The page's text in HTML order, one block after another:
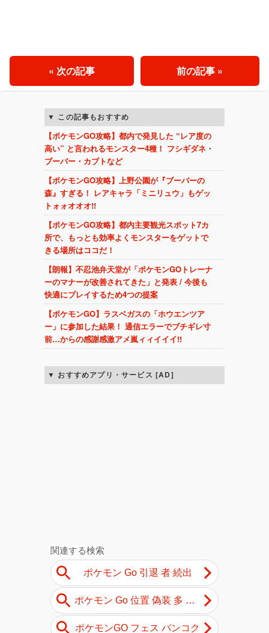
前の記事 »
« 次の記事
この記事もおすすめ
【ポケモンGO攻略】都内で発見した “レア度の
高い” と言われるモンスター4種！ フシギダネ・
ブーバー・カブトなど
【ポケモンGO攻略】上野公園が『ブーバーの
森』すぎる！ レアキャラ「ミニリュウ」もゲッ
トォォオオオ!!
【ポケモンGO攻略】都内主要観光スポット7カ
所で、もっとも効率よくモンスターをゲットで
きる場所はココだ！
【朗報】不忍池弁天堂が「ポケモンGOトレーナ
ーのマナーが改善されてきた」と発表 / 今後も
快適にプレイするため4つの提案
【ポケモンGO】ラスベガスの「ホウエンツア
ー」に参加した結果！ 通信エラーでブチギレ寸
前…からの感謝感激アメ嵐ィィイイイ!!
おすすめアプリ・サービス [AD]